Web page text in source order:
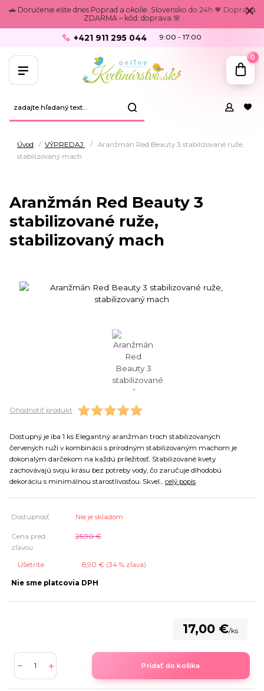
🚗 Doručenie ešte dnes Poprad a okolie. Slovensko do 24h 💗 Doprava
ZDARMA – kód: doprava 🌸
+421 911 295 044 9:00 - 17:00
0
Úvod VÝPREDAJ
Aranžmán Red Beauty 3 stabilizované ruže,
stabilizovaný mach
Aranžmán Red Beauty 3
stabilizované ruže,
stabilizovaný mach
Ohodnotiť produkt
Dostupný je iba 1 ks Elegantný aranžmán troch stabilizovaných
červených ruží v kombinácii s prírodným stabilizovaným machom je
dokonalým darčekom na každú príležitosť. Stabilizované kvety
zachovávajú svoju krásu bez potreby vody, čo zaručuje dlhodobú
dekoráciu s minimálnou starostlivosťou. Skvel... celý popis
Dostupnosť Nie je skladom
Cena pred
zľavou
25,90 €
Ušetríte 8,90 € (34% zľava)
Nie sme platcovia DPH
17,00 €/ks
Pridať do košíka